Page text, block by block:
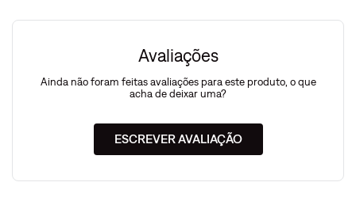
Avaliações
Ainda não foram feitas avaliações para este produto, o que
acha de deixar uma?
ESCREVER AVALIAÇÃO